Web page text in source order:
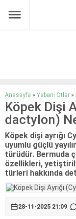
Anasayfa » Yabani Otlar »
Köpek Dişi
dactylon)
Köpek dişi ayrığı
uyumlu güçlü
türüdür. Bermuda
özellikleri,
türleri hakkında
28-11-2025 21:09